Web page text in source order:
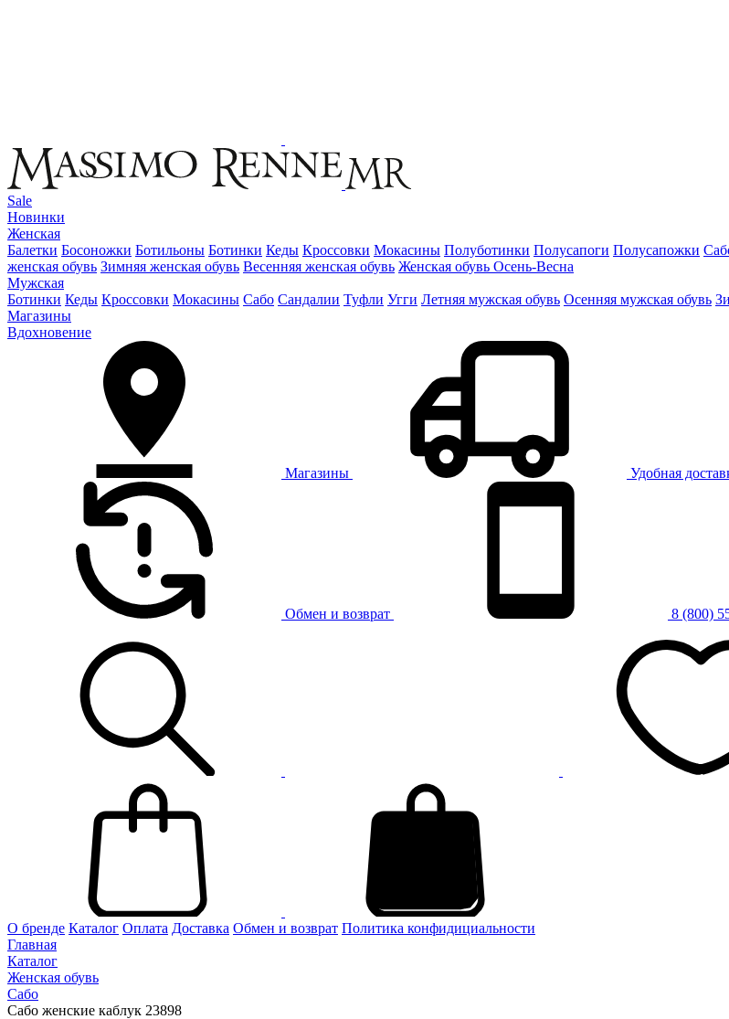
Sale
Новинки
Женская
Балетки Босоножки Ботильоны Ботинки Кеды Кроссовки Мокасины Полуботинки Полусапоги Полусапожки
женская обувь Зимняя женская обувь Весенняя женская обувь Женская обувь Осень-Весна
Мужская
Ботинки Кеды Кроссовки Мокасины Сабо Сандалии Туфли Угги Летняя мужская обувь Осенняя мужская обувь
Магазины
Вдохновение
Магазины Удобная
Обмен и возврат 8 (800)
О бренде Каталог Оплата Доставка Обмен и возврат Политика конфидициальности
Главная
Каталог
Женская обувь
Сабо
Сабо женские каблук 23898